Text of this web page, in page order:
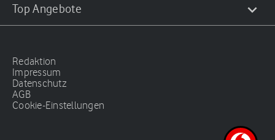
Top Angebote
Redaktion
Impressum
Datenschutz
AGB
Cookie-Einstellungen